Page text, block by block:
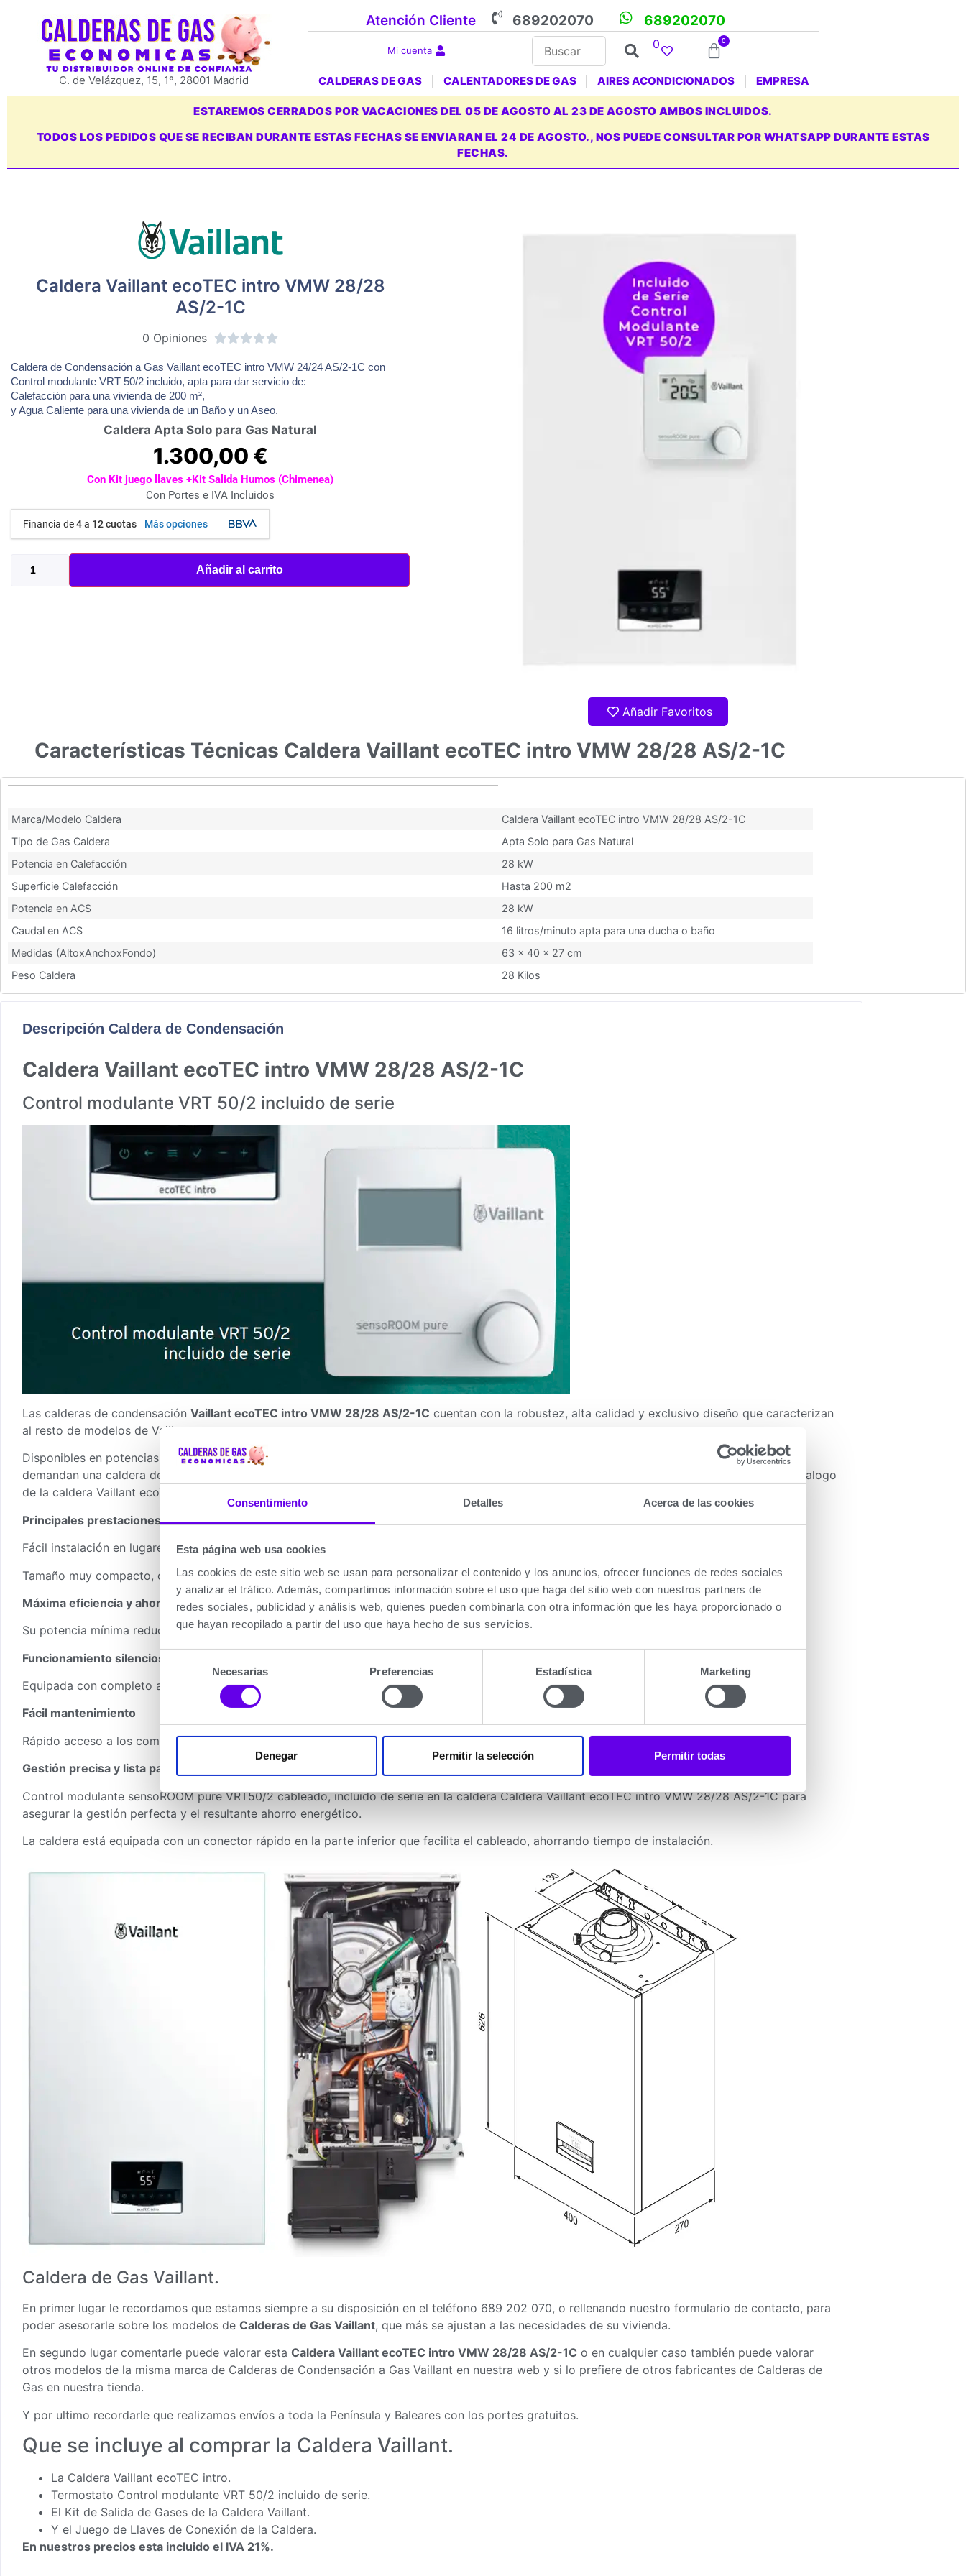
Consentimiento Detalles Acerca de las cookies
Esta página web usa cookies
Las cookies de este sitio web se usan para personalizar el contenido y los anuncios, ofrecer funciones de redes sociales
y analizar el tráfico. Además, compartimos información sobre el uso que haga del sitio web con nuestros partners de
redes sociales, publicidad y análisis web, quienes pueden combinarla con otra información que les haya proporcionado o
que hayan recopilado a partir del uso que haya hecho de sus servicios.
Selección
consentimiento
Necesarias Preferencias Estadística Marketing
Denegar Permitir la selección Permitir todas
C. de Velázquez, 15, 1º, 28001 Madrid
Atención Cliente 689202070 689202070
Mi cuenta 0 0
CALDERAS DE GAS CALENTADORES DE GAS AIRES ACONDICIONADOS EMPRESA
ESTAREMOS CERRADOS POR VACACIONES DEL 05 DE AGOSTO AL 23 DE AGOSTO AMBOS INCLUIDOS.
TODOS LOS PEDIDOS QUE SE RECIBAN DURANTE ESTAS FECHAS SE ENVIARAN EL 24 DE AGOSTO., NOS PUEDE CONSULTAR POR WHATSAPP DURANTE ESTAS
FECHAS.
Caldera Vaillant ecoTEC intro VMW 28/28
AS/2-1C
0 Opiniones 
Caldera de Condensación a Gas Vaillant ecoTEC intro VMW 24/24 AS/2-1C con
Control modulante VRT 50/2 incluido, apta para dar servicio de:
Calefacción para una vivienda de 200 m²,
y Agua Caliente para una vivienda de un Baño y un Aseo.
Caldera Apta Solo para Gas Natural
1.300,00 €
Con Kit juego llaves +Kit Salida Humos (Chimenea)
Con Portes e IVA Incluidos
Financia de4a 12 cuotas Más opciones
Añadir al carrito
Añadir Favoritos
Características Técnicas Caldera Vaillant ecoTEC intro VMW 28/28 AS/2-1C
Marca/Modelo Caldera
Caldera Vaillant ecoTEC intro VMW 28/28 AS/2-1C
Tipo de Gas Caldera
Apta Solo para Gas Natural
Potencia en Calefacción
28 kW
Superficie Calefacción
Hasta 200 m2
Potencia en ACS
28 kW
Caudal en ACS
16 litros/minuto apta para una ducha o baño
Medidas (AltoxAnchoxFondo)
63 x 40 x 27 cm
Peso Caldera
28 Kilos
Descripción Caldera de Condensación
Caldera Vaillant ecoTEC intro VMW 28/28 AS/2-1C
Control modulante VRT 50/2 incluido de serie
Las calderas de condensación Vaillant ecoTEC intro VMW 28/28 AS/2-1C cuentan con la robustez, alta calidad y exclusivo diseño que caracterizan
al resto de modelos de Vaillant.
Disponibles en potencias de 24 y 28 kW, tipo mixtas, estas calderas han sido diseñadas para cubrir las necesidades de aquellos usuarios que
demandan una caldera de condensación compacta, sencilla con la garantía y calidad de una marca alemana como Vaillant, le adjuntamos
el catalogo
de la caldera Vaillant ecoTEC intro
Principales prestaciones
Fácil instalación en lugares de poco espacio disponible con la Caldera Vaillant ecoTEC intro.
Tamaño muy compacto, con profundidad de 27 cm y altura de 62,6 cm ideal para sustituir a antiguas calderas estancas.
Máxima eficiencia y ahorro
Su potencia mínima reducida a 3,5 kW aporta una amplia modulación 1:7 tanto en modo calefacción como en agua caliente sanitaria.
Funcionamiento silencioso
Equipada con completo aislamiento acústico y térmico en todos los paneles internos.
Fácil mantenimiento
Rápido acceso a los componentes internos, estructura pensada para facilitar cualquier trabajo de mantenimiento.
Gestión precisa y lista para ser conectada
Control modulante sensoROOM pure VRT50/2 cableado, incluido de serie en la caldera Caldera Vaillant ecoTEC intro VMW 28/28 AS/2-1C para
asegurar la gestión perfecta y el resultante ahorro energético.
La caldera está equipada con un conector rápido en la parte inferior que facilita el cableado, ahorrando tiempo de instalación.
Caldera de Gas Vaillant.
En primer lugar le recordamos que estamos siempre a su disposición en el teléfono 689 202 070, o rellenando nuestro formulario de contacto, para
poder asesorarle sobre los modelos de Calderas de Gas Vaillant, que más se ajustan a las necesidades de su vivienda.
En segundo lugar comentarle puede valorar esta Caldera Vaillant ecoTEC intro VMW 28/28 AS/2-1C o en cualquier caso también puede valorar
otros modelos de la misma marca de Calderas de Condensación a Gas Vaillant en nuestra web y si lo prefiere de otros fabricantes de Calderas de
Gas en nuestra tienda.
Y por ultimo recordarle que realizamos envíos a toda la Península y Baleares con los portes gratuitos.
Que se incluye al comprar la Caldera Vaillant.
La Caldera Vaillant ecoTEC intro.
Termostato Control modulante VRT 50/2 incluido de serie.
El Kit de Salida de Gases de la Caldera Vaillant.
Y el Juego de Llaves de Conexión de la Caldera.
En nuestros precios esta incluido el IVA 21%.